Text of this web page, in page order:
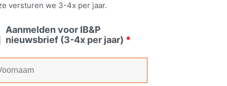
versturen we 3-4x per jaar.
Aanmelden voor IB&P
nieuwsbrief (3-4x per jaar) *